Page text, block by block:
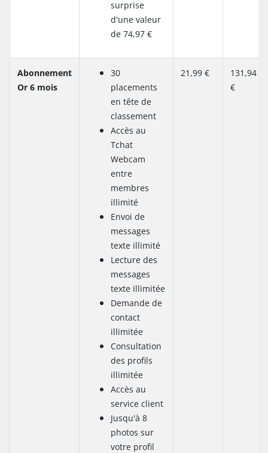
surprise
d'une valeur
de 74,97 €
Abonnement
Or 6 mois
30
placements
en tête de
classement
Accès au
Tchat
Webcam
entre
membres
illimité
Envoi de
messages
texte illimité
Lecture des
messages
texte illimitée
Demande de
contact
illimitée
Consultation
des profils
illimitée
Accès au
service client
Jusqu'à 8
photos sur
votre profil
21,99 €
131,94
€